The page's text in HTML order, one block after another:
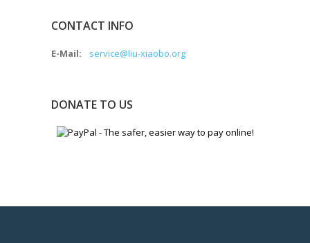
CONTACT INFO
E-Mail: service@liu-xiaobo.org
DONATE TO US